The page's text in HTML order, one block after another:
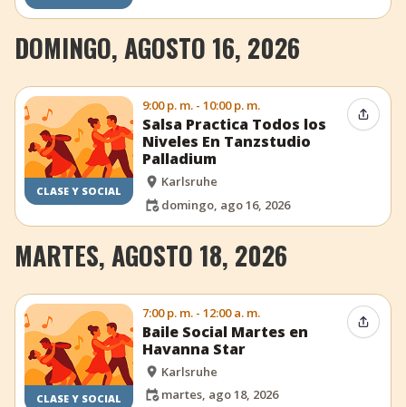
DOMINGO, AGOSTO 16, 2026
CLASE Y SOCIAL
9:00 p. m. - 10:00 p. m.
Salsa Practica Todos los
Niveles En Tanzstudio
Palladium
Karlsruhe
domingo, ago 16, 2026
MARTES, AGOSTO 18, 2026
CLASE Y SOCIAL
7:00 p. m. - 12:00 a. m.
Baile Social Martes en
Havanna Star
Karlsruhe
martes, ago 18, 2026